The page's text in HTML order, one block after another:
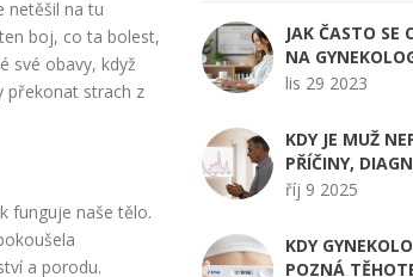
netěšil na tu
boj, co ta bolest,
své obavy, když
překonat strach z
funguje naše tělo.
a porodu.
JAK ČASTO SE
NA
TĚHOTENSTVÍ?
lis 29 2023
KDY JE MUŽ
PŘÍČINY,
A MOŽNOSTI
říj 9 2025
KDY
POZNÁ